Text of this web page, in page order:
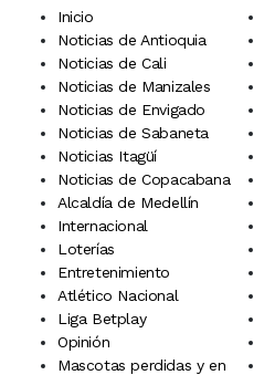
Inicio
Noticias de Antioquia
Noticias de Cali
Noticias de Manizales
Noticias de Envigado
Noticias de Sabaneta
Noticias Itagüí
Noticias de Copacabana
Alcaldía de Medellín
Internacional
Loterías
Entretenimiento
Atlético Nacional
Liga Betplay
Opinión
Mascotas perdidas y en